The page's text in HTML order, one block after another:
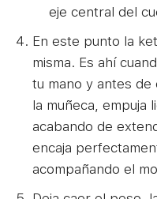
eje central del
En este punto la
misma. Es ahí
tu mano y antes
la muñeca, empuja
acabando de
encaja
acompañando el